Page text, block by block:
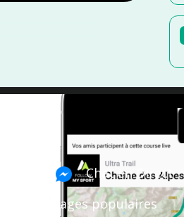
/ Provence Alpes Côte d'Azur
Chat en Direct
Pages populaires